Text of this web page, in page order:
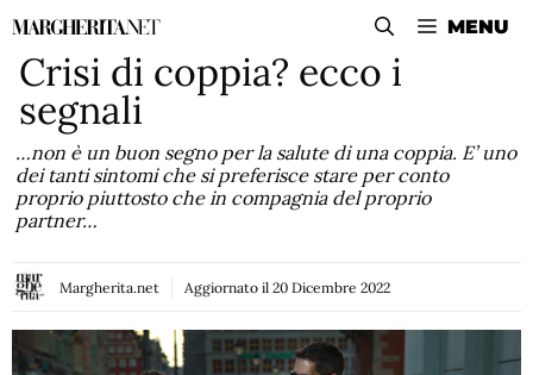
Vai
contenuto
MENU
Crisi di coppia? ecco i
segnali
…non è un buon segno per la salute di una coppia. E’ uno
dei tanti sintomi che si preferisce stare per conto
proprio piuttosto che in compagnia del proprio
partner…
Margherita.net Aggiornato il 20 Dicembre 2022